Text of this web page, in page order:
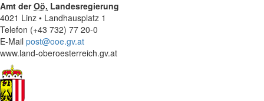
Amt derOö. Landesregierung
4021 Linz • Landhausplatz 1
Telefon (+43 732) 77 20-0
E-Mail post@ooe.gv.at
www.land-oberoesterreich.gv.at